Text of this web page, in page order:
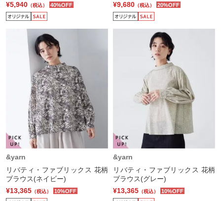
¥5,940 （税込） 40%OFF ¥9,680 （税込） 20%OFF
&yarn
リバティ・ファブリックス 花柄
ブラウス(ネイビー)
¥13,365 （税込） 10%OFF
&yarn
リバティ・ファブリックス 花柄
ブラウス(グレー)
¥13,365 （税込） 10%OFF